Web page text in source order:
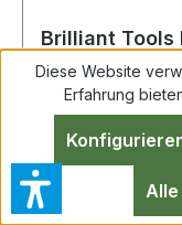
Brilliant Tools BT021903 3/8'' Bit-Adapter
auf 8mm
Brilliant Tools BT021903 3/8" Bit-Adapter auf
8mm Weitere Produkte im Bereich 3/8" Bit-
Adapter auf 8
Diese Website
Erfahrung